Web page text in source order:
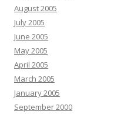
August 2005
July 2005
June 2005
May 2005
April 2005
March 2005
January 2005
September 2000